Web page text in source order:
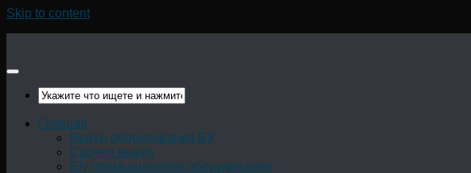
Skip to content
Главная
Выкуп оборудования БУ
Срочно выкуп
Б/у промышленное оборудование